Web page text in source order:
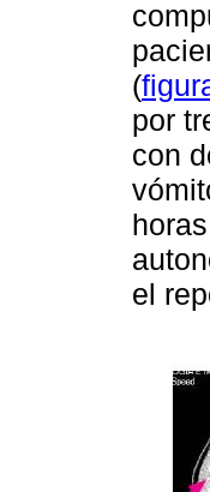
(
por
con
el